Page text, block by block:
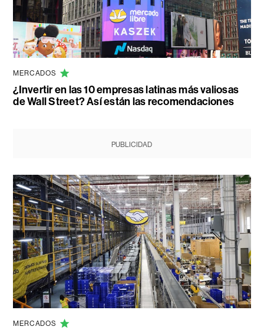
MERCADOS
¿Invertir en las 10 empresas latinas más valiosas
de Wall Street? Así están las recomendaciones
PUBLICIDAD
MERCADOS